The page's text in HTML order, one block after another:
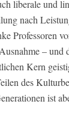
liberale und
nach
Professoren
– und
Kern
des
ist